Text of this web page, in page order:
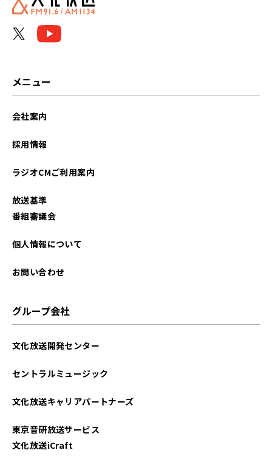
2025年07月
2025年04月
メニュー
会社案内
採用情報
ラジオCMご利用案内
放送基準
番組審議会
個人情報について
お問い合わせ
グループ会社
文化放送開発センター
セントラルミュージック
文化放送キャリアパートナーズ
東京音研放送サービス
文化放送iCraft